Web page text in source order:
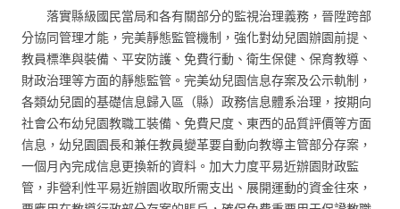
落實縣級國民當局和各有關部分的監視治理義務，晉陞跨部
分協同管理才能，完美靜態監管機制，強化對幼兒園辦園前提、
教員標準與裝備、平安防護、免費行動、衛生保健、保育教導、
財政治理等方面的靜態監管。完美幼兒園信息存案及公示軌制，
各類幼兒園的基礎信息歸入區（縣）政務信息體系治理，按期向
社會公布幼兒園教職工裝備、免費尺度、東西的品質評價等方面
信息，幼兒園園長和兼任教員變革要自動向教導主管部分存案，
一個月內完成信息更換新的資料。加大力度平易近辦園財政監
管，非營利性平易近辦園收取所需支出、展開運動的資金往來，